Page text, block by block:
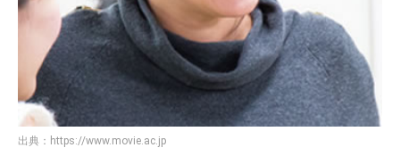
出典： https://www.movie.ac.jp